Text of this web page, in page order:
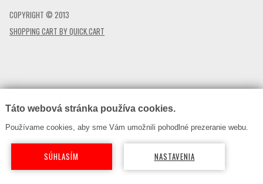
Táto webová stránka používa cookies.
Používame cookies, aby sme Vám umožnili pohodlné prezeranie webu.
SÚHLASÍM NASTAVENIA
COPYRIGHT © 2013
SHOPPING CART BY QUICK.CART